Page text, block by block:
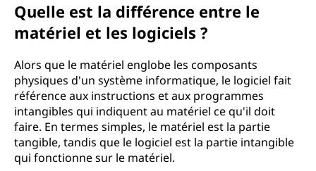
Quelle est la différence entre le
matériel et les logiciels ?
Alors que le matériel englobe les composants
physiques d'un système informatique, le logiciel fait
référence aux instructions et aux programmes
intangibles qui indiquent au matériel ce qu'il doit
faire. En termes simples, le matériel est la partie
tangible, tandis que le logiciel est la partie intangible
qui fonctionne sur le matériel.